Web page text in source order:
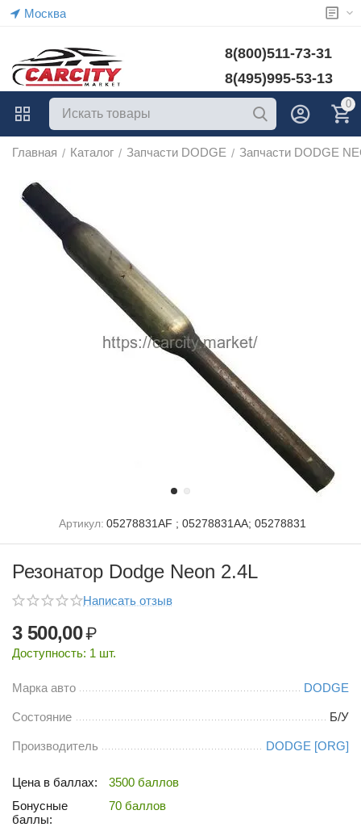
Москва
8(800)511-73-31
8(495)995-53-13
0
Главная / Каталог / Запчасти DODGE / Запчасти DODGE
Артикул: 05278831AF ; 05278831AA; 05278831
Резонатор Dodge Neon 2.4L
Написать отзыв
3 500,00₽
Доступность: 1 шт.
Марка авто DODGE
Состояние Б/У
Производитель DODGE [ORG]
Цена в баллах:
3500 баллов
Бонусные
баллы:
70 баллов